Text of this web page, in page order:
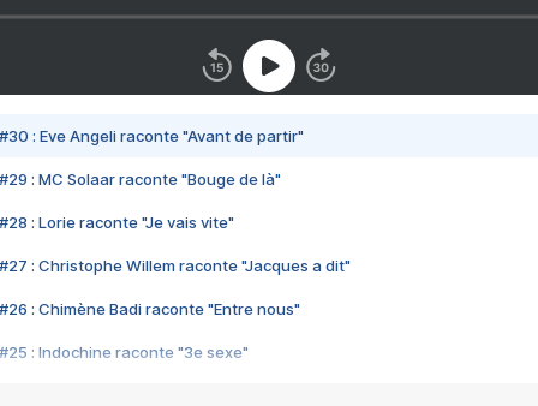
#30 : Eve Angeli raconte "Avant de partir"
#29 : MC Solaar raconte "Bouge de là"
#28 : Lorie raconte "Je vais vite"
#27 : Christophe Willem raconte "Jacques a dit"
#26 : Chimène Badi raconte "Entre nous"
#25 : Indochine raconte "3e sexe"